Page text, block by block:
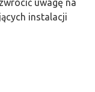
uwagę na
instalacji